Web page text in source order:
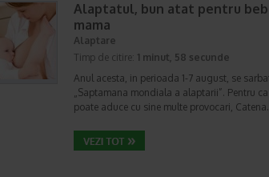
Alaptatul, bun atat pentru
mama
Alaptare
Timp de citire: 1 minut, 58 secunde
Anul acesta, in perioada 1-7 august, se
„Saptamana mondiala a alaptarii”. Pentru
poate aduce cu sine multe provocari,